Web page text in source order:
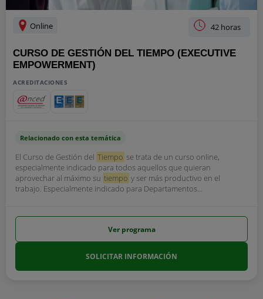
Online 42 horas
CURSO DE GESTIÓN DEL TIEMPO (EXECUTIVE
EMPOWERMENT)
ACREDITACIONES
Relacionado con esta temática
El Curso de Gestión del Tiempo se trata de un curso online,
especialmente indicado para todos aquellos que quieran
aprovechar al máximo su tiempo y ser más productivo en el
trabajo. Especialmente indicado para Departamentos...
Ver programa
SOLICITAR INFORMACIÓN